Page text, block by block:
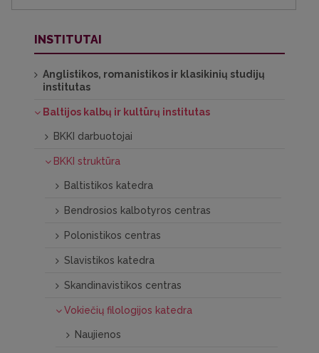
INSTITUTAI
Anglistikos, romanistikos ir klasikinių studijų
institutas
Baltijos kalbų ir kultūrų institutas
BKKI darbuotojai
BKKI struktūra
Baltistikos katedra
Bendrosios kalbotyros centras
Polonistikos centras
Slavistikos katedra
Skandinavistikos centras
Vokiečių filologijos katedra
Naujienos